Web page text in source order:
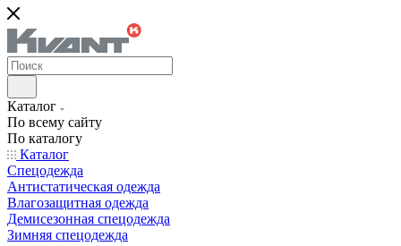
Каталог
По всему сайту
По каталогу
Каталог
Спецодежда
Антистатическая одежда
Влагозащитная одежда
Демисезонная спецодежда
Зимняя спецодежда